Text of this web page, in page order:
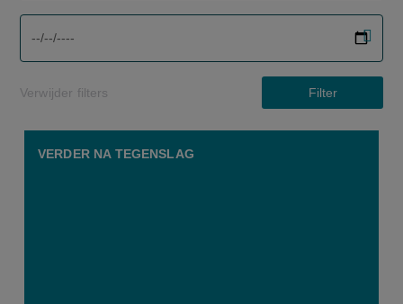
Verwijder filters Filter
VERDER NA TEGENSLAG